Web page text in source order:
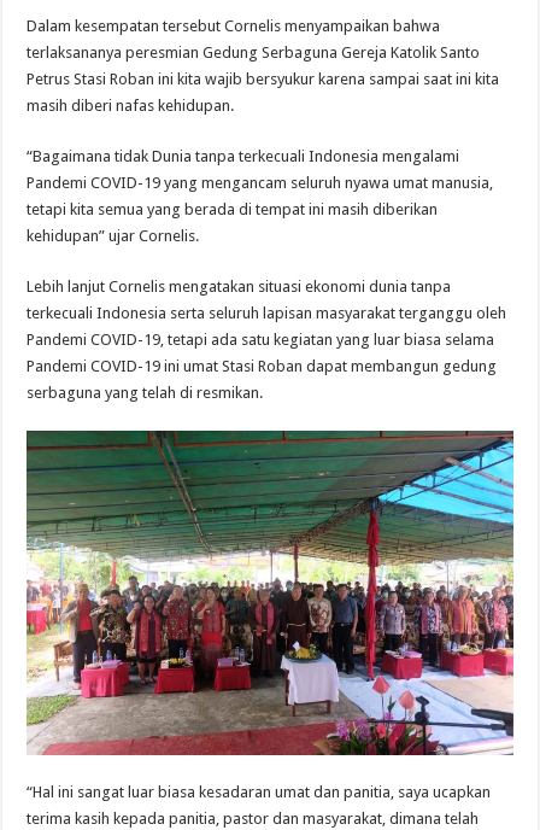
Dalam kesempatan tersebut Cornelis menyampaikan bahwa
terlaksananya peresmian Gedung Serbaguna Gereja Katolik Santo
Petrus Stasi Roban ini kita wajib bersyukur karena sampai saat ini kita
masih diberi nafas kehidupan.
“Bagaimana tidak Dunia tanpa terkecuali Indonesia mengalami
Pandemi COVID-19 yang mengancam seluruh nyawa umat manusia,
tetapi kita semua yang berada di tempat ini masih diberikan
kehidupan” ujar Cornelis.
Lebih lanjut Cornelis mengatakan situasi ekonomi dunia tanpa
terkecuali Indonesia serta seluruh lapisan masyarakat terganggu oleh
Pandemi COVID-19, tetapi ada satu kegiatan yang luar biasa selama
Pandemi COVID-19 ini umat Stasi Roban dapat membangun gedung
serbaguna yang telah di resmikan.
“Hal ini sangat luar biasa kesadaran umat dan panitia, saya ucapkan
terima kasih kepada panitia, pastor dan masyarakat, dimana telah